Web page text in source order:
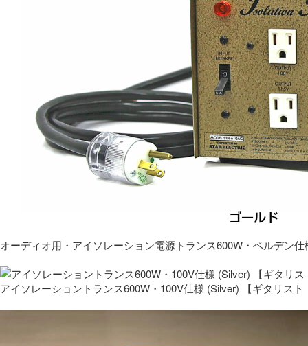
オーディオ用・アイソレーション電源トランス600W・ベルデン仕
アイソレーショントランス600W・100V仕様 (Silver) 【ギタリス